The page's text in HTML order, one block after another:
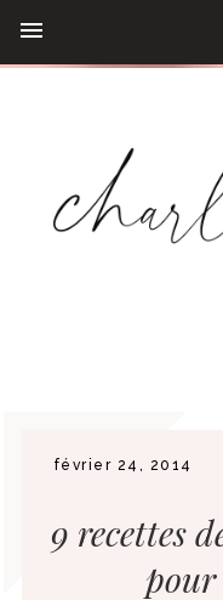
février 24, 2014
9 recettes
pour